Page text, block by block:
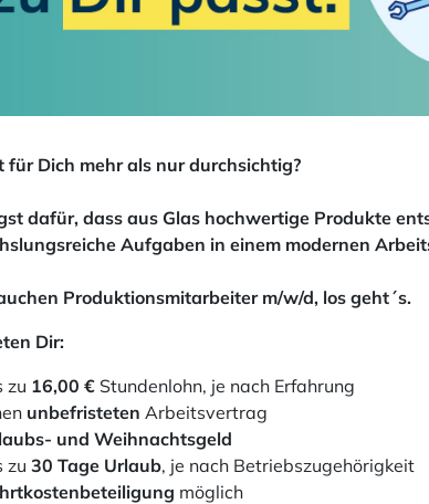
für Dich mehr als nur durchsichtig?
dafür, dass aus Glas hochwertige Produkte
Aufgaben in einem modernen
Produktionsmitarbeiter m/w/d, los geht´s.
Dir:
zu 16,00 € Stundenlohn, je nach Erfahrung
unbefristeten Arbeitsvertrag
und Weihnachtsgeld
zu 30 Tage Urlaub, je nach Betriebszugehörigkeit
möglich